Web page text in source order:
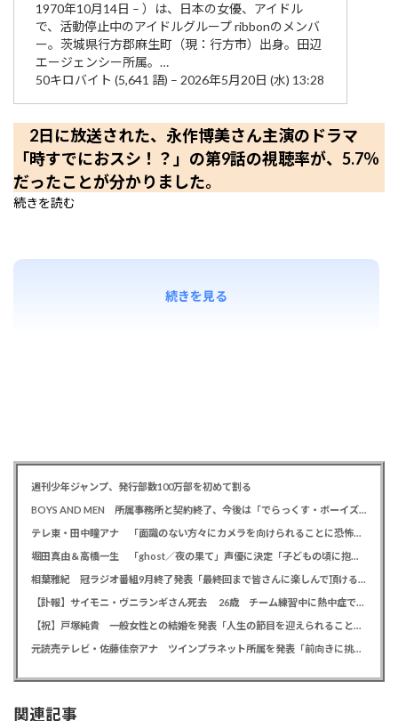
1970年10月14日 – ）は、日本の女優、アイドル
で、活動停止中のアイドルグループ ribbonのメンバ
ー。茨城県行方郡麻生町（現：行方市）出身。田辺
エージェンシー所属。…
50キロバイト (5,641 語) – 2026年5月20日 (水) 13:28
2日に放送された、永作博美さん主演のドラマ
「時すでにおスシ！？」の第9話の視聴率が、5.7％
だったことが分かりました。
続きを読む
続きを見る
週刊少年ジャンプ、発行部数100万部を初めて割る
BOYS AND MEN 所属事務所と契約終了、今後は「でらっくす・ボーイズ」として活動
テレ東・田中瞳アナ 「面識のない方々にカメラを向けられることに恐怖を」 ロケ撮影時に勝手に撮影してくる人に注意喚起
堀田真由＆高橋一生 「ghost／夜の果て」声優に決定「子どもの頃に抱いていた言葉にはできない沢山の感情を思い出しました」
相葉雅紀 冠ラジオ番組9月終了発表「最終回まで皆さんに楽しんで頂ける番組を」、ファンからは悲しみの声
【訃報】サイモニ・ヴニランギさん死去 26歳 チーム練習中に熱中症で搬送 ラグビー・九州電力キューデンヴォルテクス選手
【祝】戸塚純貴 一般女性との結婚を発表「人生の節目を迎えられること、心より感謝しております」
元読売テレビ・佐藤佳奈アナ ツインプラネット所属を発表「前向きに挑戦していきたい」、前日にレインボー池田直人と結婚発表
関連記事